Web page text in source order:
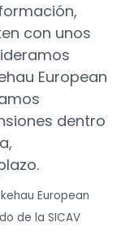
con unos
European
dentro
European
de la SICAV